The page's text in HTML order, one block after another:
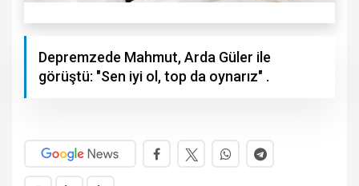
Depremzede Mahmut, Arda Güler ile
görüştü: "Sen iyi ol, top da oynarız" .